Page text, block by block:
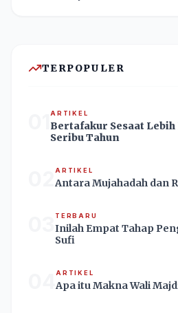
TERPOPULER
ARTIKEL
Bertafakur Sesaat
Seribu Tahun
ARTIKEL
Antara Mujahadah dan
TERBARU
Inilah Empat Tahap
Sufi
ARTIKEL
Apa itu Makna Wali